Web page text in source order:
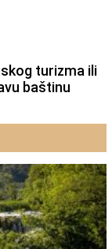
turizma ili